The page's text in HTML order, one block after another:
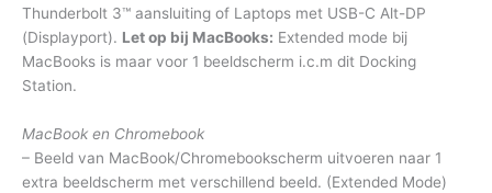
Thunderbolt 3™ aansluiting of Laptops met USB-C Alt-DP
(Displayport). Let op bij MacBooks: Extended mode bij
MacBooks is maar voor 1 beeldscherm i.c.m dit Docking
Station.
MacBook en Chromebook
– Beeld van MacBook/Chromebookscherm uitvoeren naar 1
extra beeldscherm met verschillend beeld. (Extended Mode)